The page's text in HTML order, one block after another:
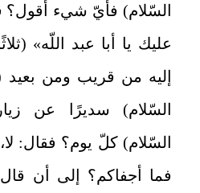
السّلام) فأيّ شيء
عليك يا أبا عبد اللّه»
السّلام) سديرًا عن
السّلام) كلّ يوم؟ فقال:
فما أجفاكم؟ إلى أن